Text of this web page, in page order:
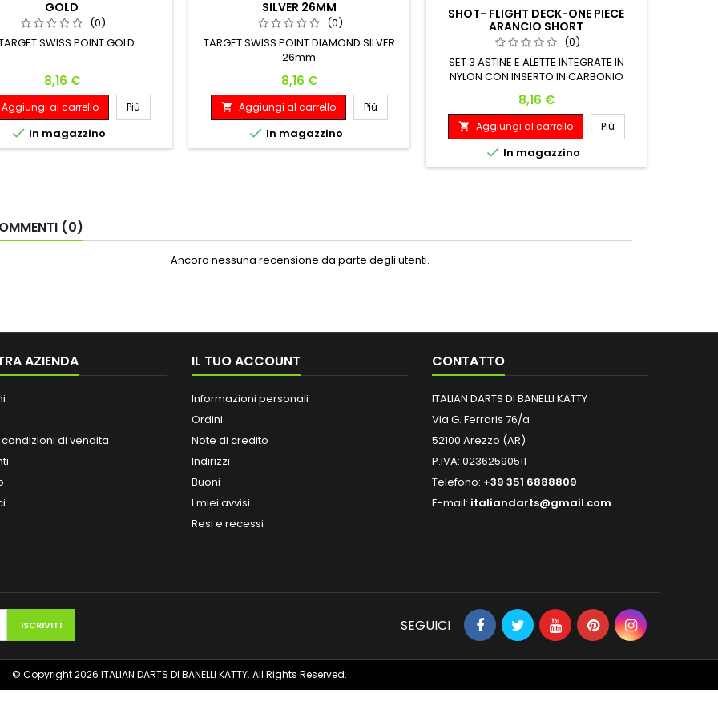
GOLD
(0)
SWISS POINT GOLD
Prezzo
8,16 €
Aggiungi al carrello Più
 In magazzino
SILVER 26MM
(0)
TARGET SWISS POINT DIAMOND SILVER
26mm
Prezzo
8,16 €
 Aggiungi al carrello Più
 In magazzino
SHOT- FLIGHT DECK-ONE PIECE
ARANCIO SHORT
(0)
SET 3 ASTINE E ALETTE INTEGRATE IN
NYLON CON INSERTO IN CARBONIO
Prezzo
8,16 €
 Aggiungi al carrello Più
 In magazzino
(0)
Ancora nessuna recensione da parte degli utenti.
AZIENDA
di vendita
IL TUO ACCOUNT
Informazioni personali
Ordini
Note di credito
Indirizzi
Buoni
I miei avvisi
Resi e recessi
CONTATTO
ITALIAN DARTS DI BANELLI KATTY
Via G. Ferraris 76/a
52100 Arezzo (AR)
P.IVA: 02362590511
Telefono: +39 351 6888809
E-mail: italiandarts@gmail.com
SEGUICI
© Copyright 2026 ITALIAN DARTS DI BANELLI KATTY. All Rights Reserved.